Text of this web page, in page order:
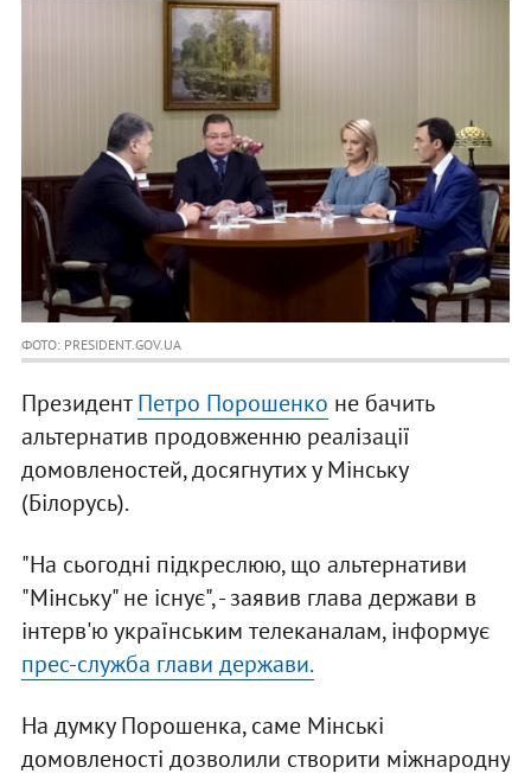
ФОТО: PRESIDENT.GOV.UA
ПрезидентПетро Порошенко не бачить
альтернатив продовженню реалізації
домовленостей, досягнутих у Мінську
(Білорусь).
"На сьогодні підкреслюю, що альтернативи
"Мінську" не існує", - заявив глава держави в
інтерв'ю українським телеканалам, інформує
прес-служба глави держави.
На думку Порошенка, саме Мінські
домовленості дозволили створити міжнародну